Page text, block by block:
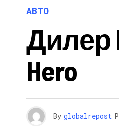
АВТО
Дилер
Hero
By globalrepost